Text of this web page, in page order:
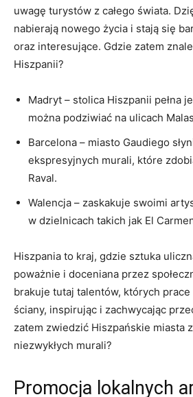
uwagę turystów z całego świata.
nabierają nowego życia i stają się
oraz interesujące. Gdzie zatem
Hiszpanii?
Madryt – stolica Hiszpanii pełna
można podziwiać na ulicach
Barcelona – miasto Gaudiego
ekspresyjnych murali, które
Raval.
Walencja – zaskakuje swoimi
w dzielnicach takich jak El
Hiszpania to kraj, gdzie sztuka
poważnie i doceniana przez
brakuje tutaj talentów, których
ściany, inspirując i zachwycając
zatem zwiedzić Hiszpańskie miasta
niezwykłych murali?
Promocja lokalnych